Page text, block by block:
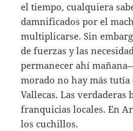
el tiempo, cualquiera
damnificados por el
multiplicarse. Sin
de fuerzas y las
permanecer ahí
morado no hay más
Vallecas. Las verdaderas
franquicias locales. En
los cuchillos.